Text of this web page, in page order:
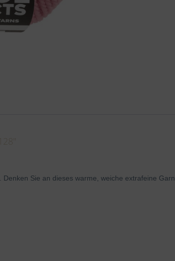
Sie an dieses warme, weiche extrafeine Garn